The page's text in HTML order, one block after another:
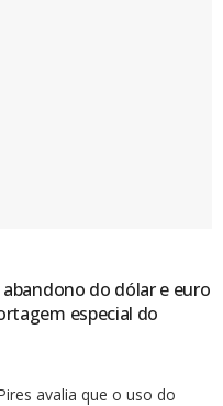
do dólar e euro
especial do
avalia que o uso do